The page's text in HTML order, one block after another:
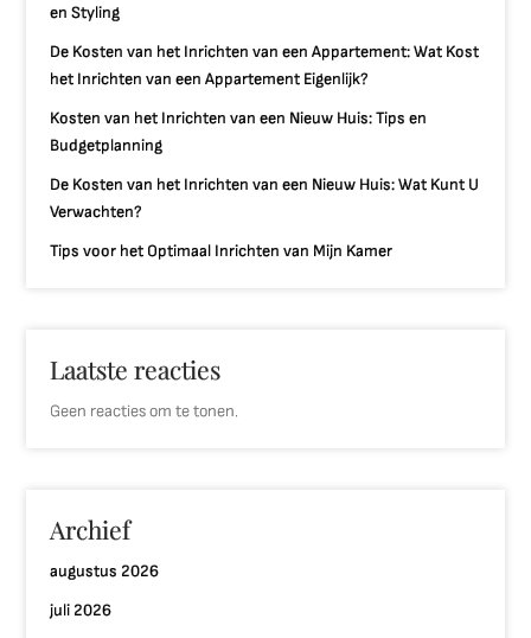
en Styling
De Kosten van het Inrichten van een Appartement: Wat Kost
het Inrichten van een Appartement Eigenlijk?
Kosten van het Inrichten van een Nieuw Huis: Tips en
Budgetplanning
De Kosten van het Inrichten van een Nieuw Huis: Wat Kunt U
Verwachten?
Tips voor het Optimaal Inrichten van Mijn Kamer
Laatste reacties
Geen reacties om te tonen.
Archief
augustus 2026
juli 2026